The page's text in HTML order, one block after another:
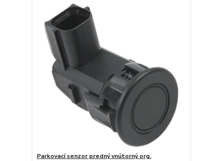
Parkovací senzor predný vnútorný org.